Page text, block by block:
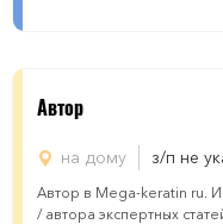
Автор
на дому з/п не
Автор в Mega-keratin ru.
/ автора экспертных